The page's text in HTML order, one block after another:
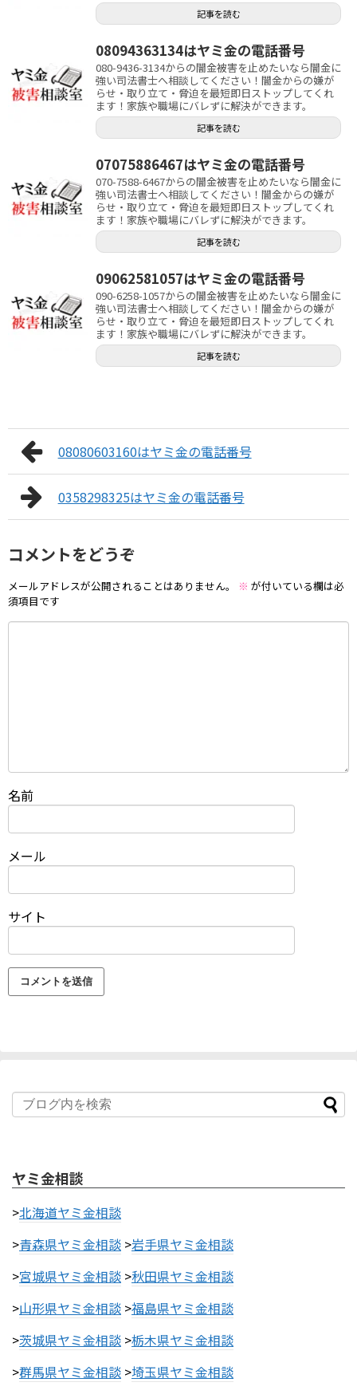
記事を読む
08094363134はヤミ金の電話番号
080-9436-3134からの闇金被害を止めたいなら闇金に
強い司法書士へ相談してください！闇金からの嫌が
らせ・取り立て・脅迫を最短即日ストップしてくれ
ます！家族や職場にバレずに解決ができます。
記事を読む
07075886467はヤミ金の電話番号
070-7588-6467からの闇金被害を止めたいなら闇金に
強い司法書士へ相談してください！闇金からの嫌が
らせ・取り立て・脅迫を最短即日ストップしてくれ
ます！家族や職場にバレずに解決ができます。
記事を読む
09062581057はヤミ金の電話番号
090-6258-1057からの闇金被害を止めたいなら闇金に
強い司法書士へ相談してください！闇金からの嫌が
らせ・取り立て・脅迫を最短即日ストップしてくれ
ます！家族や職場にバレずに解決ができます。
記事を読む
08080603160はヤミ金の電話番号
0358298325はヤミ金の電話番号
コメントをどうぞ
メールアドレスが公開されることはありません。 ※ が付いている欄は必
須項目です
名前
メール
サイト
ヤミ金相談
>北海道ヤミ金相談
>青森県ヤミ金相談 >岩手県ヤミ金相談
>宮城県ヤミ金相談 >秋田県ヤミ金相談
>山形県ヤミ金相談 >福島県ヤミ金相談
>茨城県ヤミ金相談 >栃木県ヤミ金相談
>群馬県ヤミ金相談 >埼玉県ヤミ金相談